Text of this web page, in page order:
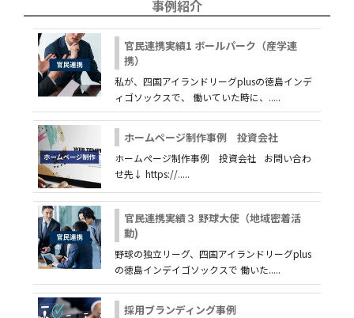
事例紹介
官民連携実績1 ボールパーク（産学連
携）
私が、四国アイランドリーグplusの徳島インデ
ィゴソックスで、 働いていた時に、.....
ホームページ制作事例 投資会社
ホームページ制作事例 投資会社 お問い合わ
せ先↓ https://.....
官民連携実績３ 野球大使（地域密着活
動)
野球の独立リーグ、四国アイランドリーグplus
の徳島インデイゴソックスで 働いた.....
採用ブランディング事例